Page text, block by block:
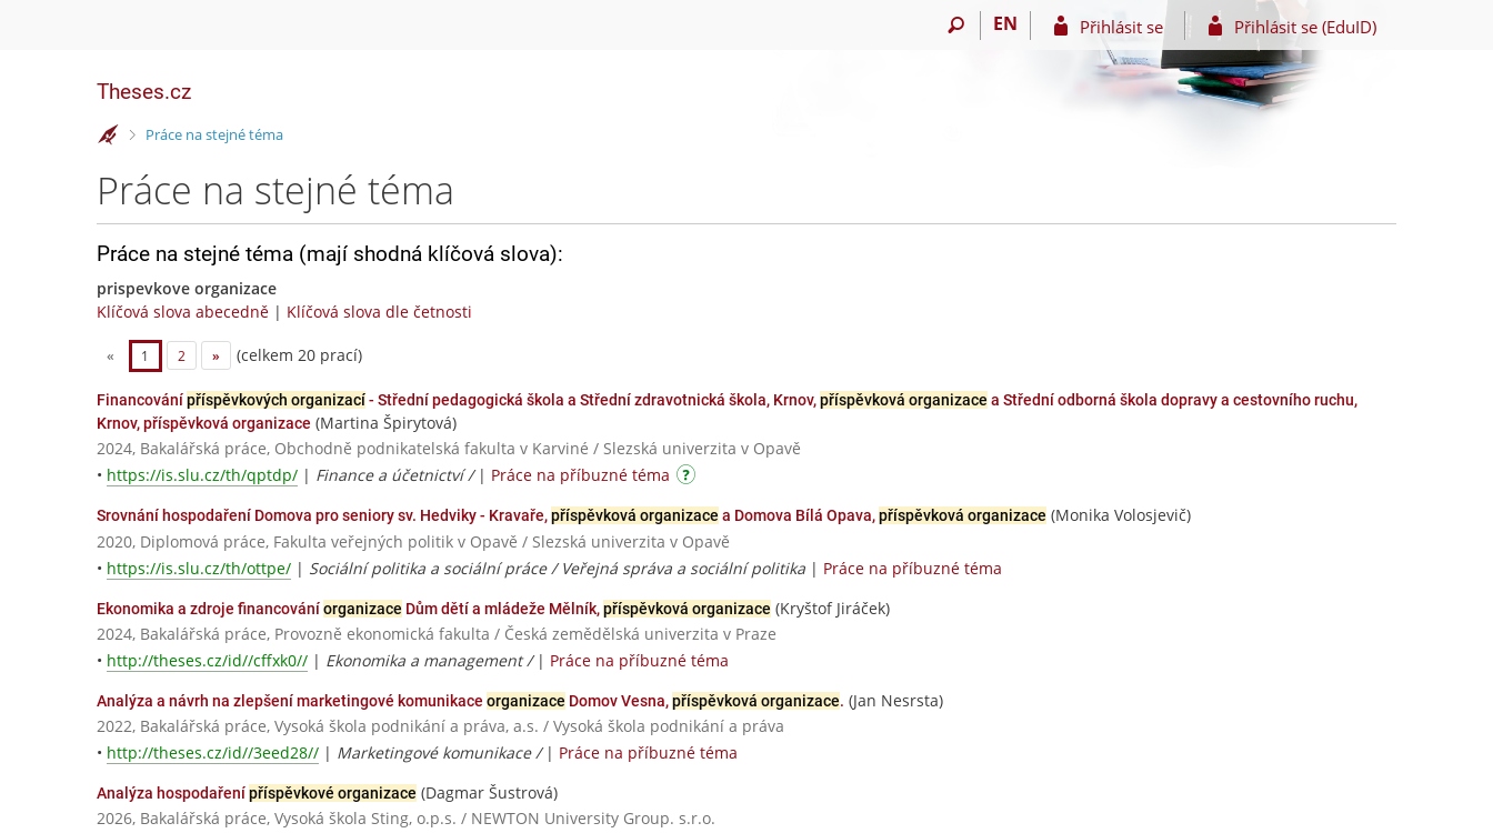
EN Přihlásit se Přihlásit se (EduID)
Theses.cz
>Práce na stejné téma
Práce na stejné téma
Práce na stejné téma (mají shodná klíčová slova):
prispevkove organizace
Klíčová slova abecedně | Klíčová slova dle četnosti
« 1 2 » (celkem 20 prací)
Financovánípříspěvkových organizací- Střední pedagogická škola a Střední zdravotnická škola, Krnov,příspěvková organizace a Střední odborná škola dopravy a cestovního ruchu,
Krnov, příspěvková organizace (Martina Špirytová)
2024, Bakalářská práce, Obchodně podnikatelská fakulta v Karviné / Slezská univerzita v Opavě
• https://is.slu.cz/th/qptdp/ | Finance a účetnictví / | Práce na příbuzné téma
Srovnání hospodaření Domova pro seniory sv. Hedviky - Kravaře,příspěvková organizace a Domova Bílá Opava,příspěvková organizace (Monika Volosjevič)
2020, Diplomová práce, Fakulta veřejných politik v Opavě / Slezská univerzita v Opavě
• https://is.slu.cz/th/ottpe/ | Sociální politika a sociální práce / Veřejná správa a sociální politika | Práce na příbuzné téma
Ekonomika a zdroje financováníorganizace Dům dětí a mládeže Mělník,příspěvková organizace (Kryštof Jiráček)
2024, Bakalářská práce, Provozně ekonomická fakulta / Česká zemědělská univerzita v Praze
• http://theses.cz/id//cffxk0// | Ekonomika a management / | Práce na příbuzné téma
Analýza a návrh na zlepšení marketingové komunikace organizace Domov Vesna,příspěvková organizace. (Jan Nesrsta)
2022, Bakalářská práce, Vysoká škola podnikání a práva, a.s. / Vysoká škola podnikání a práva
• http://theses.cz/id//3eed28// | Marketingové komunikace / | Práce na příbuzné téma
Analýza hospodařenípříspěvkové organizace (Dagmar Šustrová)
2026, Bakalářská práce, Vysoká škola Sting, o.p.s. / NEWTON University Group. s.r.o.